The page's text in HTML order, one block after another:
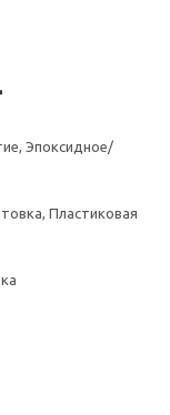
Эпоксидное/
Пластиковая